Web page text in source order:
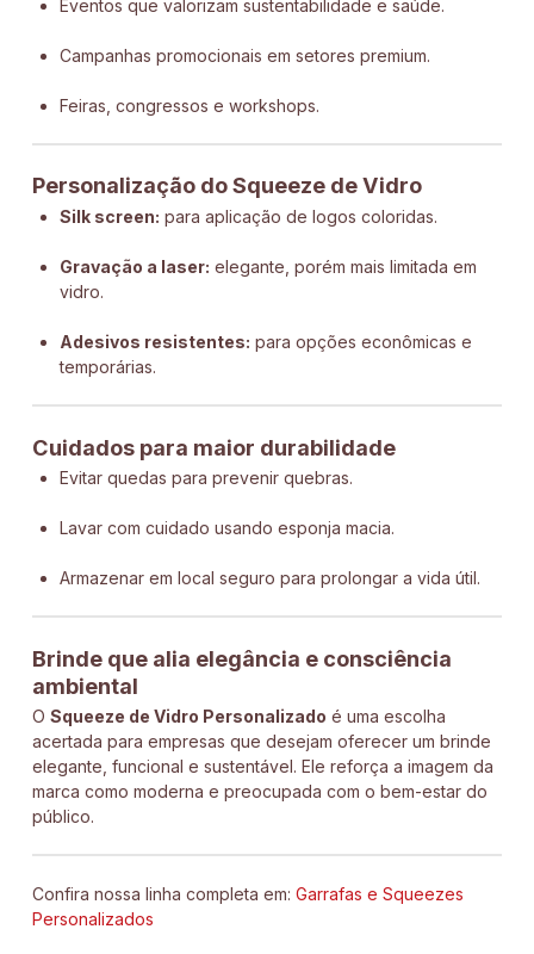
Eventos que valorizam sustentabilidade e saúde.
Campanhas promocionais em setores premium.
Feiras, congressos e workshops.
Personalização do Squeeze de Vidro
Silk screen: para aplicação de logos coloridas.
Gravação a laser: elegante, porém mais limitada em
vidro.
Adesivos resistentes: para opções econômicas e
temporárias.
Cuidados para maior durabilidade
Evitar quedas para prevenir quebras.
Lavar com cuidado usando esponja macia.
Armazenar em local seguro para prolongar a vida útil.
Brinde que alia elegância e consciência
ambiental
O Squeeze de Vidro Personalizado é uma escolha
acertada para empresas que desejam oferecer um brinde
elegante, funcional e sustentável. Ele reforça a imagem da
marca como moderna e preocupada com o bem-estar do
público.
Confira nossa linha completa em: Garrafas e Squeezes
Personalizados